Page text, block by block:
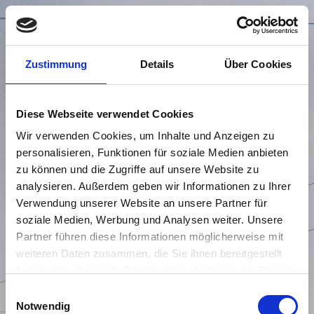
Zustimmung Details Über Cookies
Diese Webseite verwendet Cookies
Wir verwenden Cookies, um Inhalte und Anzeigen zu
personalisieren, Funktionen für soziale Medien anbieten
zu können und die Zugriffe auf unsere Website zu
analysieren. Außerdem geben wir Informationen zu Ihrer
Verwendung unserer Website an unsere Partner für
soziale Medien, Werbung und Analysen weiter. Unsere
Partner führen diese Informationen möglicherweise mit
weiteren Daten zusammen, die Sie ihnen bereitgestellt
Notwendig
Zum
springen
HOTELIERS
UND VISIONÄRE.